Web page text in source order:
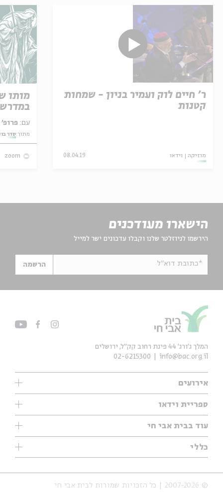
ר' חיים לוק ועמיר בניון - שמחות
קטנות
מוזיקה וידאו 08.04.19
מותו
עם: פרופ' אביגדור שנאן
מתוך:סדר
zoom
הישארו מעודכנים
הירשמו לניוזלטר שלנו וקבלו עדכונים ישר למייל
*כתובת דוא"ל הרשמה
אירועים
עיון
אנגלית
נוער
סדרות
אירועי עבר
ספריית וידאו
ילדים
מוזיקה
עיון
מיוחדים
עוד בבית אבי חי
תערוכות
מיוחדים
כללי
אודות
הצהרת נגישות
המלך ג'ורג' 44 פינת רחוב קק״ל, ירושלים
info@bac.org.il
02-6215300
© 2007-2026 | כל הזכויות שמורות לבית אבי חי